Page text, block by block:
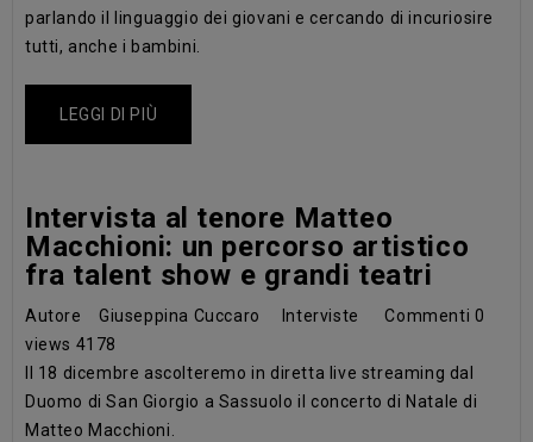
parlando il linguaggio dei giovani e cercando di incuriosire
tutti, anche i bambini.
LEGGI DI PIÙ
Intervista al tenore Matteo
Macchioni: un percorso artistico
fra talent show e grandi teatri
Autore Giuseppina Cuccaro Interviste Commenti 0
views 4178
Il 18 dicembre ascolteremo in diretta live streaming dal
Duomo di San Giorgio a Sassuolo il concerto di Natale di
Matteo Macchioni.